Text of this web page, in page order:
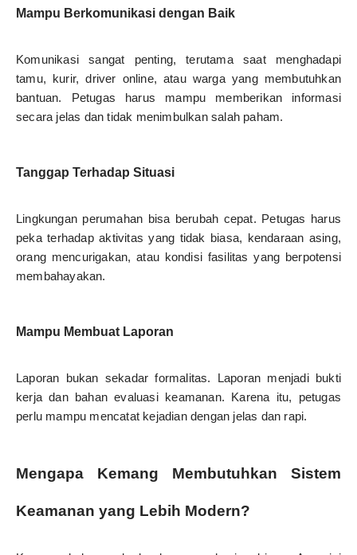
Mampu Berkomunikasi dengan Baik
Komunikasi sangat penting, terutama saat menghadapi
tamu, kurir, driver online, atau warga yang membutuhkan
bantuan. Petugas harus mampu memberikan informasi
secara jelas dan tidak menimbulkan salah paham.
Tanggap Terhadap Situasi
Lingkungan perumahan bisa berubah cepat. Petugas harus
peka terhadap aktivitas yang tidak biasa, kendaraan asing,
orang mencurigakan, atau kondisi fasilitas yang berpotensi
membahayakan.
Mampu Membuat Laporan
Laporan bukan sekadar formalitas. Laporan menjadi bukti
kerja dan bahan evaluasi keamanan. Karena itu, petugas
perlu mampu mencatat kejadian dengan jelas dan rapi.
Mengapa Kemang Membutuhkan Sistem
Keamanan yang Lebih Modern?